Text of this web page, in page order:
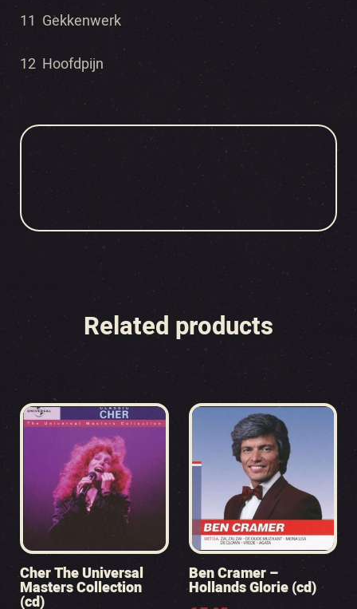
11 Gekkenwerk
12 Hoofdpijn
Related products
Cher The Universal
Masters Collection
(cd)
Ben Cramer –
Hollands Glorie (cd)